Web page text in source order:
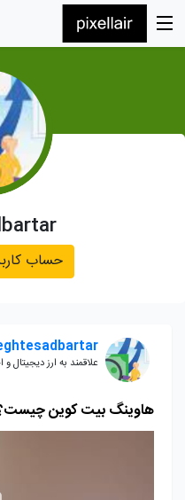
حساب
علاقمند به ارز دیجیتال و
هاوینگ بیت کوین